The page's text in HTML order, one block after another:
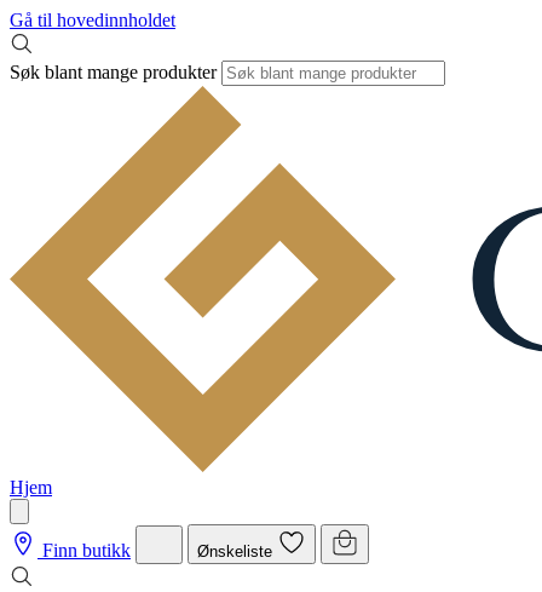
Gå til hovedinnholdet
Søk blant mange produkter
Hjem
Finn butikk Ønskeliste